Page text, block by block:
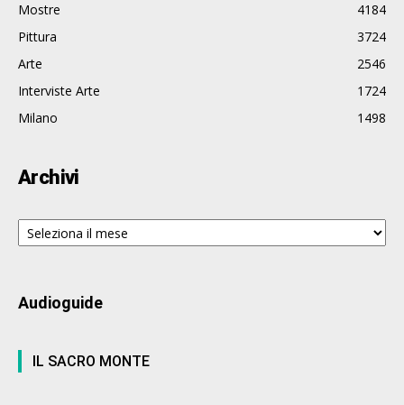
Mostre
4184
Pittura
3724
Arte
2546
Interviste Arte
1724
Milano
1498
Archivi
Archivi
Audioguide
IL SACRO MONTE